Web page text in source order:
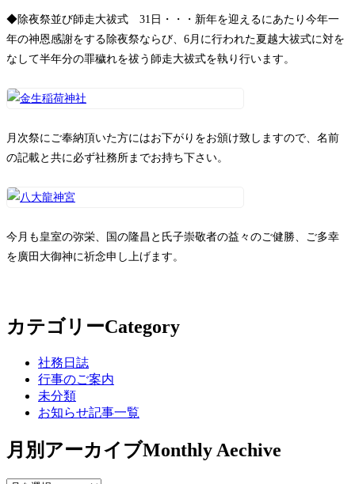
◆除夜祭並び師走大祓式 31日・・・新年を迎えるにあたり今年一
年の神恩感謝をする除夜祭ならび、6月に行われた夏越大祓式に対を
なして半年分の罪穢れを祓う師走大祓式を執り行います。
月次祭にご奉納頂いた方にはお下がりをお頒け致しますので、名前
の記載と共に必ず社務所までお持ち下さい。
今月も皇室の弥栄、国の隆昌と氏子崇敬者の益々のご健勝、ご多幸
を廣田大御神に祈念申し上げます。
カテゴリーCategory
社務日誌
行事のご案内
未分類
お知らせ記事一覧
月別アーカイブMonthly Aechive